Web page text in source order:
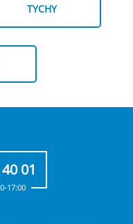
TYCHY
01
17:00